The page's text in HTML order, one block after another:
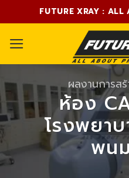
to
content
FUTURE XRAY :
ผลงานการส
ห้อง
โรงพยา
พน